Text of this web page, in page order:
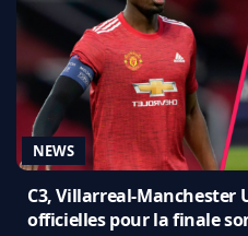
NEWS
C3, Villarreal-Manchester
officielles pour la finale